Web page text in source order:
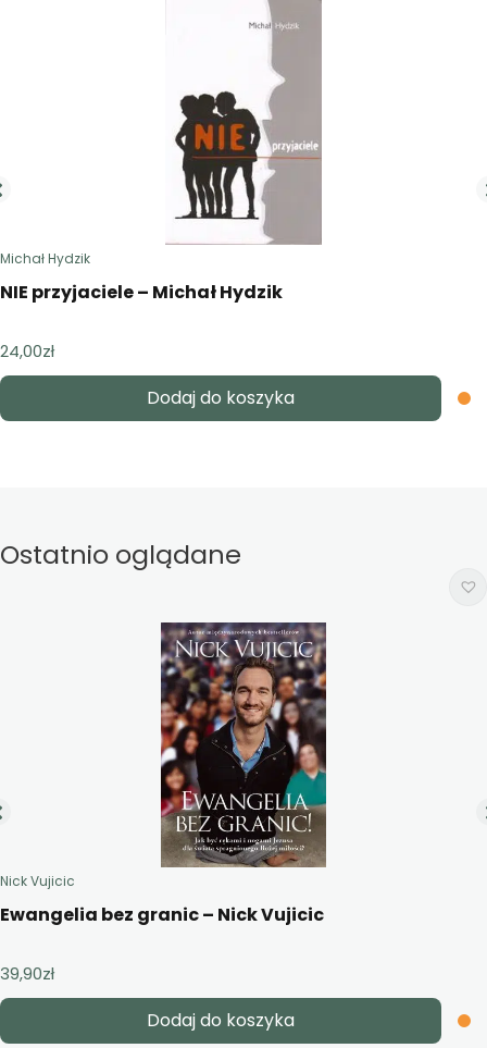
Michał Hydzik
NIE przyjaciele – Michał Hydzik
24,00zł
Dodaj do koszyka
Ostatnio oglądane
Nick Vujicic
Ewangelia bez granic – Nick Vujicic
39,90zł
Dodaj do koszyka